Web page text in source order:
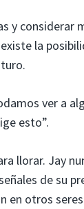
y considerar
la
ver a
esto”.
llorar. Jay
de su
en otros